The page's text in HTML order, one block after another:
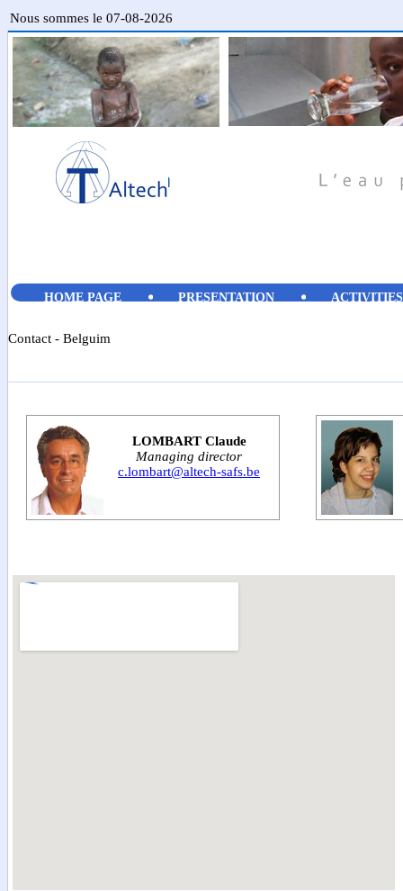
Nous sommes le 07-08-2026
HOME PAGE PRESENTATION ACTIVITIES
Contact - Belguim
LOMBART Claude
Managing director
c.lombart@altech-safs.be